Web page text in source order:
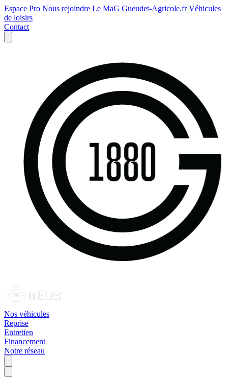
Espace Pro Nous rejoindre Le MaG Gueudet-Agricole.frVéhicules
de loisirs
Contact
Nos véhicules
Reprise
Entretien
Financement
Notre réseau